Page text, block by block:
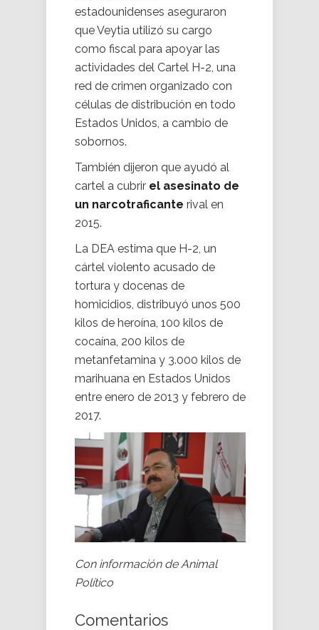
estadounidenses aseguraron
que Veytia utilizó su cargo
como fiscal para apoyar las
actividades del Cartel H-2, una
red de crimen organizado con
células de distribución en todo
Estados Unidos, a cambio de
sobornos.
También dijeron que ayudó al
cartel a cubrir el asesinato de
un narcotraficante rival en
2015.
La DEA estima que H-2, un
cártel violento acusado de
tortura y docenas de
homicidios, distribuyó unos 500
kilos de heroína, 100 kilos de
cocaína, 200 kilos de
metanfetamina y 3.000 kilos de
marihuana en Estados Unidos
entre enero de 2013 y febrero de
2017.
Con información de Animal
Político
Comentarios